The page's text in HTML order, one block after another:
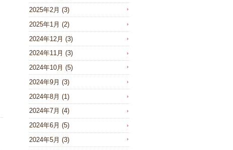
2025年2月 (3)
2025年1月 (2)
2024年12月 (3)
2024年11月 (3)
2024年10月 (5)
2024年9月 (3)
2024年8月 (1)
2024年7月 (4)
2024年6月 (5)
2024年5月 (3)